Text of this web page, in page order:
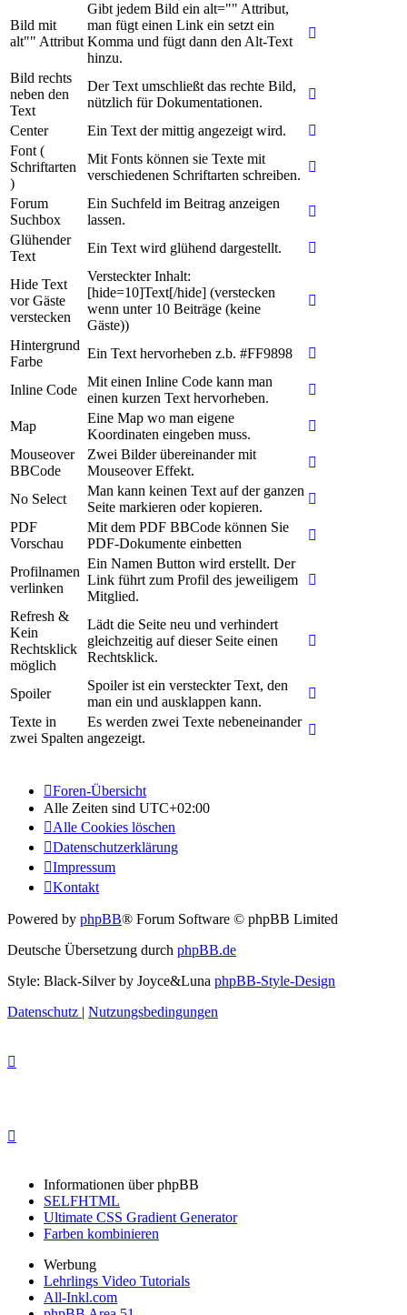
Bild mit
alt"" Attribut
Gibt jedem Bild ein alt="" Attribut,
man fügt einen Link ein setzt ein
Komma und fügt dann den Alt-Text
hinzu.
Bild rechts
neben den
Text
Der Text umschließt das rechte Bild,
nützlich für Dokumentationen.
Center
Ein Text der mittig angezeigt wird.
Font (
Schriftarten
)
Mit Fonts können sie Texte mit
verschiedenen Schriftarten schreiben.
Forum
Suchbox
Ein Suchfeld im Beitrag anzeigen
lassen.
Glühender
Text
Ein Text wird glühend dargestellt.
Hide Text
vor Gäste
verstecken
Versteckter Inhalt:
[hide=10]Text[/hide] (verstecken
wenn unter 10 Beiträge (keine
Gäste))
Hintergrund
Farbe
Ein Text hervorheben z.b. #FF9898
Inline Code
Mit einen Inline Code kann man
einen kurzen Text hervorheben.
Map
Eine Map wo man eigene
Koordinaten eingeben muss.
Mouseover
BBCode
Zwei Bilder übereinander mit
Mouseover Effekt.
No Select
Man kann keinen Text auf der ganzen
Seite markieren oder kopieren.
PDF
Vorschau
Mit dem PDF BBCode können Sie
PDF-Dokumente einbetten
Profilnamen
verlinken
Ein Namen Button wird erstellt. Der
Link führt zum Profil des jeweiligem
Mitglied.
Refresh &
Kein
Rechtsklick
möglich
Lädt die Seite neu und verhindert
gleichzeitig auf dieser Seite einen
Rechtsklick.
Spoiler
Spoiler ist ein versteckter Text, den
man ein und ausklappen kann.
Texte in
zwei Spalten
Es werden zwei Texte nebeneinander
angezeigt.
Foren-Übersicht
Alle Zeiten sind UTC+02:00
Alle Cookies löschen
Datenschutzerklärung
Impressum
Kontakt
Powered by phpBB® Forum Software © phpBB Limited
Deutsche Übersetzung durch phpBB.de
Style: Black-Silver by Joyce&Luna phpBB-Style-Design
Datenschutz | Nutzungsbedingungen
Informationen über phpBB
SELFHTML
Ultimate CSS Gradient Generator
Farben kombinieren
Werbung
Lehrlings Video Tutorials
All-Inkl.com